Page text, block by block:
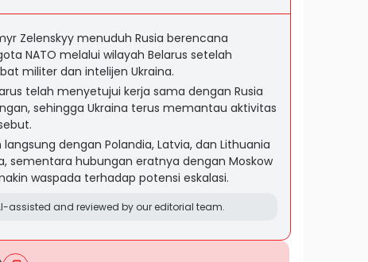
Zelenskyy menuduh Rusia berencana
NATO melalui wilayah Belarus setelah
militer dan intelijen Ukraina.
telah menyetujui kerja sama dengan Rusia
sehingga Ukraina terus memantau aktivitas
dengan Polandia, Latvia, dan Lithuania
sementara hubungan eratnya dengan Moskow
waspada terhadap potensi eskalasi.
assisted and reviewed by our editorial team.